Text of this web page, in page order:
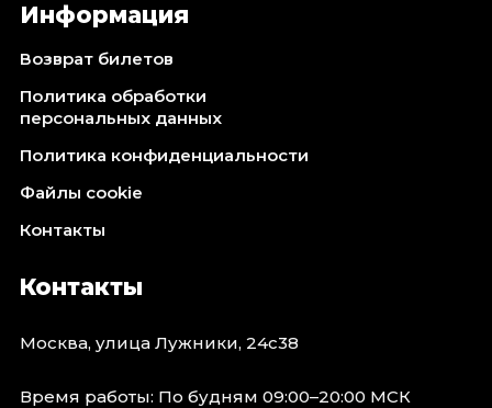
Информация
Возврат билетов
Политика обработки
персональных данных
Политика конфиденциальности
Файлы cookie
Контакты
Контакты
Москва, улица Лужники, 24с38
Время работы: По будням 09:00–20:00 МСК